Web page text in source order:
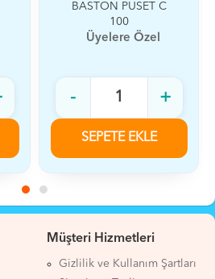
BASTON PUSET C
Üyelere Özel
SEPETE EKLE
Müşteri Hizmetleri
Gizlilik ve Kullanım Şartları